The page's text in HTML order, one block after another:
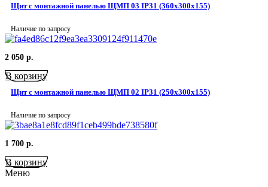
Щит с монтажной панелью ЩМП 03 IP31 (360x300x155)
Наличие по запросу
2 050 р.
В корзину
Щит с монтажной панелью ЩМП 02 IP31 (250х300х155)
Наличие по запросу
1 700 р.
В корзину
Меню